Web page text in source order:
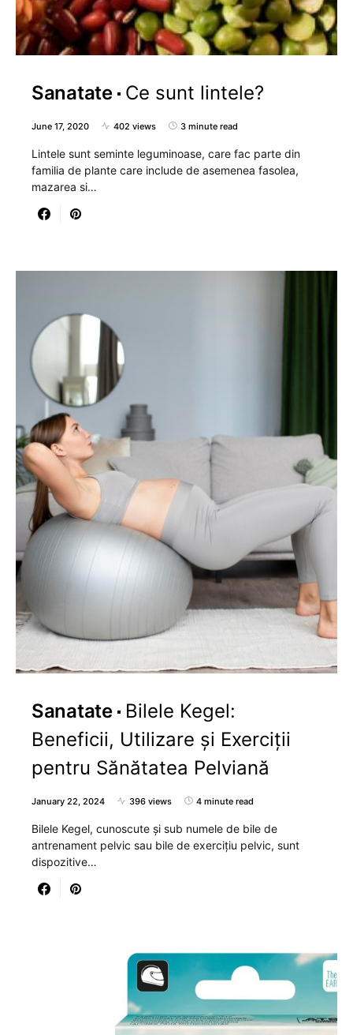
Sanatate Ce sunt lintele?
June 17, 2020 402 views 3 minute read
Lintele sunt seminte leguminoase, care fac parte din
familia de plante care include de asemenea fasolea,
mazarea si…
Sanatate
Bilele Kegel:
Beneficii, Utilizare și Exerciții
pentru Sănătatea Pelviană
January 22, 2024 396 views 4 minute read
Bilele Kegel, cunoscute și sub numele de bile de
antrenament pelvic sau bile de exercițiu pelvic, sunt
dispozitive…